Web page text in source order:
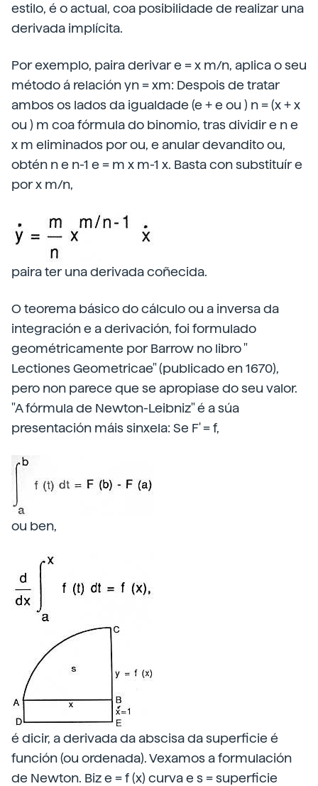
estilo, é o actual, coa posibilidade de realizar una
derivada implícita.
Por exemplo, paira derivar e = x m/n, aplica o seu
método á relación yn = xm: Despois de tratar
ambos os lados da igualdade (e + e ou ) n = (x + x
ou ) m coa fórmula do binomio, tras dividir e n e
x m eliminados por ou, e anular devandito ou,
obtén n e n-1 e = m x m-1 x. Basta con substituír e
por x m/n,
paira ter una derivada coñecida.
O teorema básico do cálculo ou a inversa da
integración e a derivación, foi formulado
geométricamente por Barrow no libro "
Lectiones Geometricae" (publicado en 1670),
pero non parece que se apropiase do seu valor.
"A fórmula de Newton-Leibniz" é a súa
presentación máis sinxela: Se F' = f,
ou ben,
é dicir, a derivada da abscisa da superficie é
función (ou ordenada). Vexamos a formulación
de Newton. Biz e = f (x) curva e s = superficie